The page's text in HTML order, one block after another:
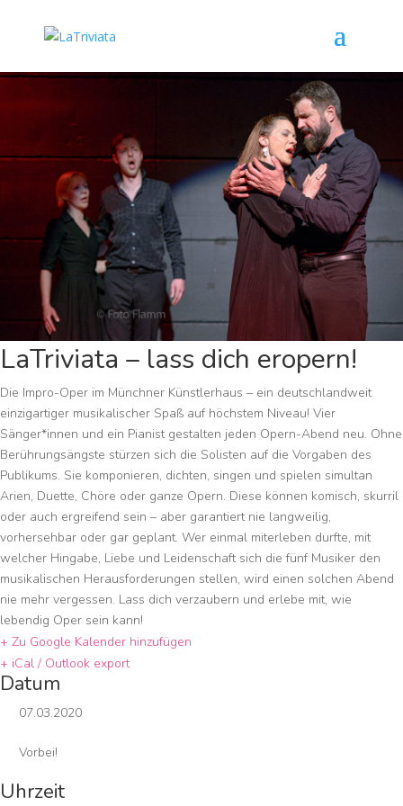
LaTriviata – lass dich eropern!
Die Impro-Oper im Münchner Künstlerhaus – ein deutschlandweit
einzigartiger musikalischer Spaß auf höchstem Niveau! Vier
Sänger*innen und ein Pianist gestalten jeden Opern-Abend neu. Ohne
Berührungsängste stürzen sich die Solisten auf die Vorgaben des
Publikums. Sie komponieren, dichten, singen und spielen simultan
Arien, Duette, Chöre oder ganze Opern. Diese können komisch, skurril
oder auch ergreifend sein – aber garantiert nie langweilig,
vorhersehbar oder gar geplant. Wer einmal miterleben durfte, mit
welcher Hingabe, Liebe und Leidenschaft sich die fünf Musiker den
musikalischen Herausforderungen stellen, wird einen solchen Abend
nie mehr vergessen. Lass dich verzaubern und erlebe mit, wie
lebendig Oper sein kann!
+ Zu Google Kalender hinzufügen
+ iCal / Outlook export
Datum
07.03.2020
Vorbei!
Uhrzeit